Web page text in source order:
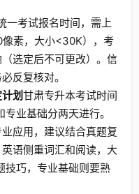
一考试报名时间，需上
素，大小<30K），考
选定后不可更改）。信
反复核对。
划甘肃专升本考试时间
业基础分两天进行。
应用，建议结合真题复
语侧重词汇和阅读，大
技巧，专业基础则要熟